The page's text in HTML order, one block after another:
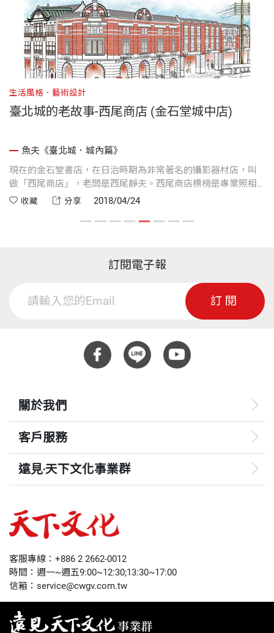
生活風格．藝術設計
臺北城的老故事-西尾商店 (金石堂城中店)
魚夫《臺北城．城內篇》
現在的金石堂書店，在日治時期為非常著名的攝影器材店，叫
做「西尾商店」，老闆是西尾靜夫。西尾商店標榜是專業照相
機病院，凡相機生病，保證「入院隨時，退院迅速」。
收藏 分享 2018/04/24
訂閱電子報
訂閱
關於我們
客戶服務
遠見‧天下文化事業群
哈佛商業評論
50+
領導影響力學院
1號課堂
客服專線：+886 2 2662-0012
時間：週一~週五9:00~12:30;13:30~17:00
信箱：service@cwgv.com.tw